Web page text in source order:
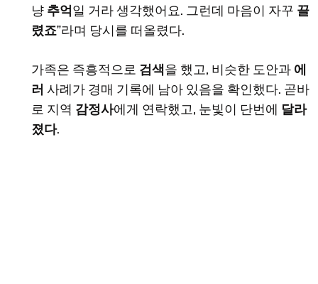
냥 추억 일 거라 생각했어요. 그런데 마음이 자꾸 끌
렸죠”라며 당시를 떠올렸다.
가족은 즉흥적으로 검색을 했고, 비슷한 도안과 에
러 사례가 경매 기록에 남아 있음을 확인했다. 곧바
로 지역 감정사에게 연락했고, 눈빛이 단번에 달라
졌다.